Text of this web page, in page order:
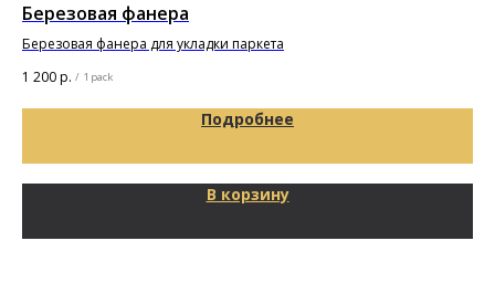
Березовая фанера
Березовая фанера для укладки паркета
1 200р. / 1 pack
Подробнее
В корзину